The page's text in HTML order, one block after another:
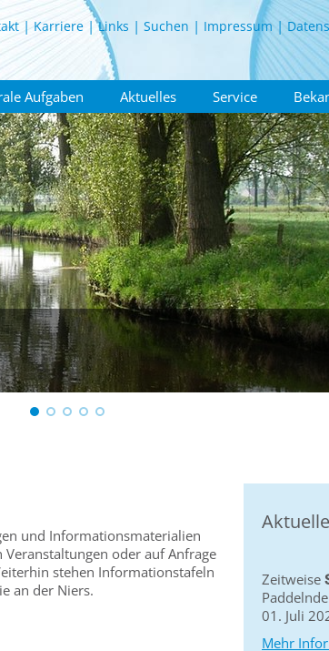
Karriere Links Suchen Impressum
Aufgaben Aktuelles Service
und Informationsmaterialien
oder auf Anfrage
stehen Informationstafeln
an der Niers.
Zeitweise
01. Juli
Mehr